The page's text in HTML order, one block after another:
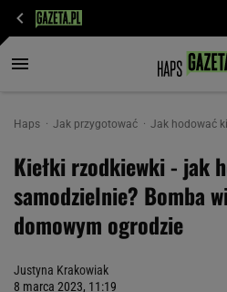
Haps Jak przygotować Jak hodować
Kiełki rzodkiewki - jak
samodzielnie? Bomba
domowym ogrodzie
Justyna Krakowiak
8 marca 2023, 11:19